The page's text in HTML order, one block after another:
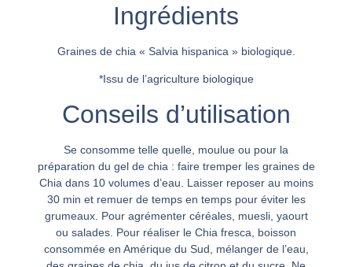
Ingrédients
Graines de chia « Salvia hispanica » biologique.
*Issu de l’agriculture biologique
Conseils d’utilisation
Se consomme telle quelle, moulue ou pour la
préparation du gel de chia : faire tremper les graines de
Chia dans 10 volumes d’eau. Laisser reposer au moins
30 min et remuer de temps en temps pour éviter les
grumeaux. Pour agrémenter céréales, muesli, yaourt
ou salades. Pour réaliser le Chia fresca, boisson
consommée en Amérique du Sud, mélanger de l’eau,